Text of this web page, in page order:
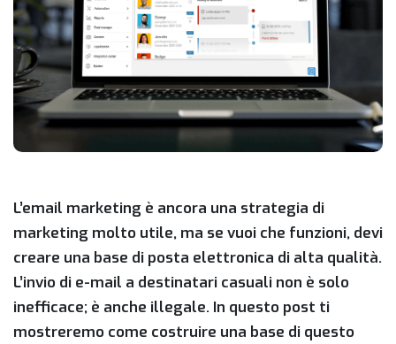
L’email marketing è ancora una strategia di
marketing molto utile, ma se vuoi che funzioni, devi
creare una base di posta elettronica di alta qualità.
L’invio di e-mail a destinatari casuali non è solo
inefficace; è anche illegale. In questo post ti
mostreremo come costruire una base di questo